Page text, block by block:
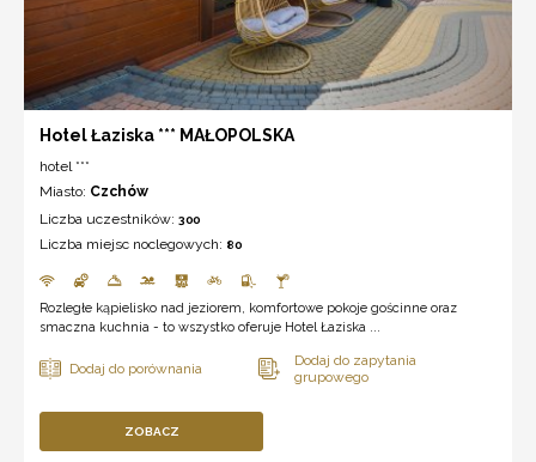
Hotel Łaziska *** MAŁOPOLSKA
hotel ***
Miasto: Czchów
Liczba uczestników: 300
Liczba miejsc noclegowych: 80
Rozległe kąpielisko nad jeziorem, komfortowe pokoje gościnne oraz
smaczna kuchnia - to wszystko oferuje Hotel Łaziska ...
ZOBACZ